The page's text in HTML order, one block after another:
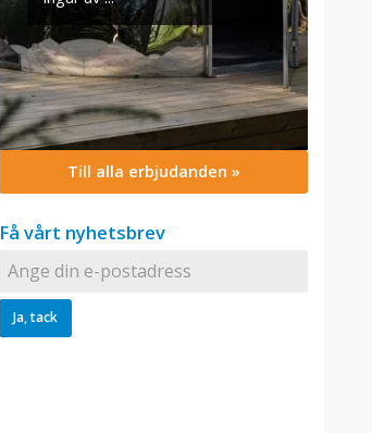
Till alla erbjudanden »
Få vårt nyhetsbrev